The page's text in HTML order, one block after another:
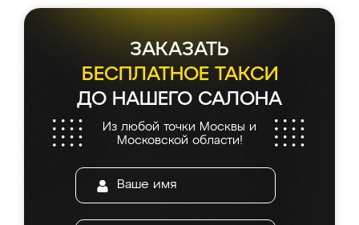
ЗАКАЗАТЬ
БЕСПЛАТНОЕ ТАКСИ
ДО НАШЕГО САЛОНА
Из любой точки Москвы и
Московской области!